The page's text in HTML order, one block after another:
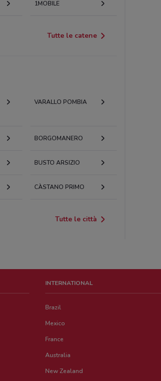
1MOBILE
Tutte le catene
VARALLO POMBIA
BORGOMANERO
BUSTO ARSIZIO
CÀSTANO PRIMO
Tutte le città
INTERNATIONAL
Brazil
Mexico
France
Australia
New Zealand